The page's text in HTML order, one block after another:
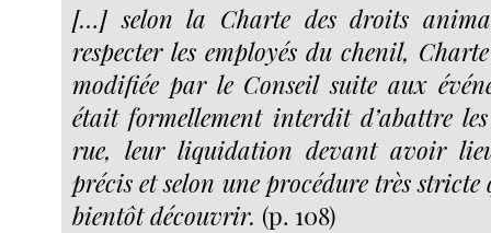
[…] selon la Charte des droits
respecter les employés du chenil,
modifiée par le Conseil suite aux
était formellement interdit d’abattre
rue, leur liquidation devant avoir
précis et selon une procédure très
bientôt découvrir. (p. 108)